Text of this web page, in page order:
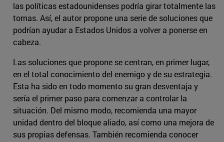
las políticas estadounidenses podría girar totalmente las
tornas. Así, el autor propone una serie de soluciones que
podrían ayudar a Estados Unidos a volver a ponerse en
cabeza.
Las soluciones que propone se centran, en primer lugar,
en el total conocimiento del enemigo y de su estrategia.
Esta ha sido en todo momento su gran desventaja y
sería el primer paso para comenzar a controlar la
situación. Del mismo modo, recomienda una mayor
unidad dentro del bloque aliado, así como una mejora de
sus propias defensas. También recomienda conocer